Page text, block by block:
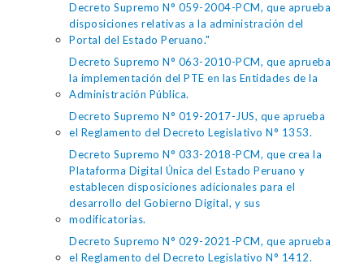
Decreto Supremo N° 059-2004-PCM, que aprueba
disposiciones relativas a la administración del
Portal del Estado Peruano."
Decreto Supremo N° 063-2010-PCM, que aprueba
la implementación del PTE en las Entidades de la
Administración Pública.
Decreto Supremo N° 019-2017-JUS, que aprueba
el Reglamento del Decreto Legislativo N° 1353.
Decreto Supremo N° 033-2018-PCM, que crea la
Plataforma Digital Única del Estado Peruano y
establecen disposiciones adicionales para el
desarrollo del Gobierno Digital, y sus
modificatorias.
Decreto Supremo N° 029-2021-PCM, que aprueba
el Reglamento del Decreto Legislativo N° 1412.